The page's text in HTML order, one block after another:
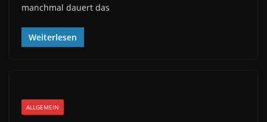
manchmal dauert das
Weiterlesen
ALLGEMEIN